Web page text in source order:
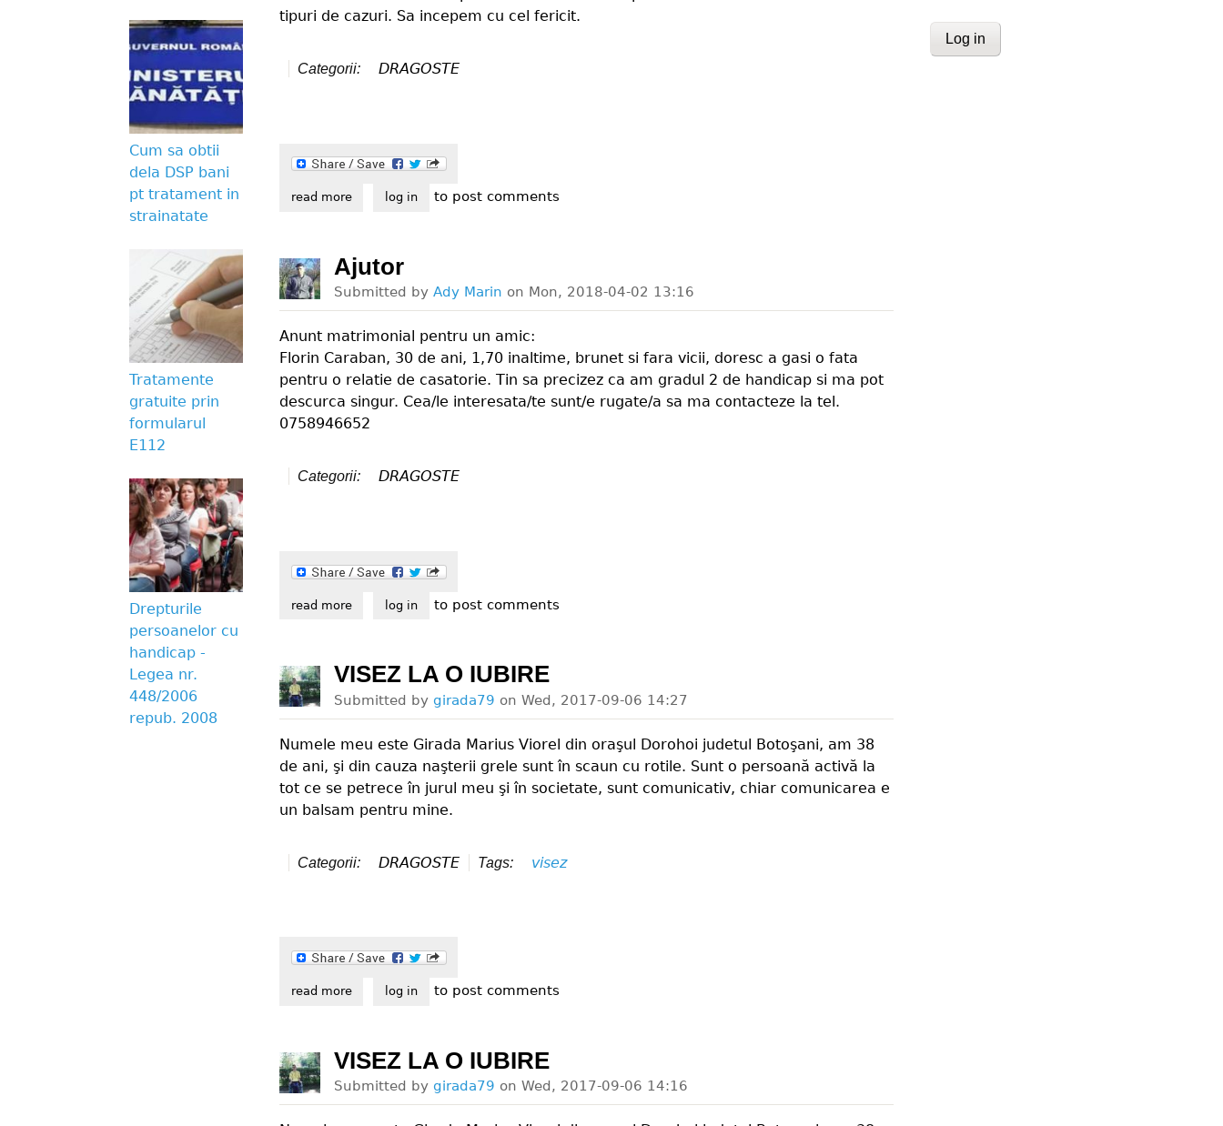
tipuri de cazuri. Sa incepem cu cel fericit.
Categorii: DRAGOSTE
read moreabout relatiile persoanelor cu dizabilitate
log in to post comments
Ajutor
Submitted by Ady Marin on Mon, 2018-04-02 13:16
Anunt matrimonial pentru un amic:
Florin Caraban, 30 de ani, 1,70 inaltime, brunet si fara vicii, doresc a gasi o fata
pentru o relatie de casatorie. Tin sa precizez ca am gradul 2 de handicap si ma pot
descurca singur. Cea/le interesata/te sunt/e rugate/a sa ma contacteze la tel.
0758946652
Categorii: DRAGOSTE
read moreabout ajutor
log in to post comments
VISEZ LA O IUBIRE
Submitted by girada79 on Wed, 2017-09-06 14:27
Numele meu este Girada Marius Viorel din oraşul Dorohoi judetul Botoşani, am 38
de ani, şi din cauza naşterii grele sunt în scaun cu rotile. Sunt o persoană activă la
tot ce se petrece în jurul meu şi în societate, sunt comunicativ, chiar comunicarea e
un balsam pentru mine.
Categorii: DRAGOSTE Tags: visez
read moreabout visez la o iubire
log in to post comments
VISEZ LA O IUBIRE
Submitted by girada79 on Wed, 2017-09-06 14:16
Cum sa obtii
dela DSP bani
pt tratament in
strainatate
Tratamente
gratuite prin
formularul
E112
Drepturile
persoanelor cu
handicap -
Legea nr.
448/2006
repub. 2008
CAPTCHA